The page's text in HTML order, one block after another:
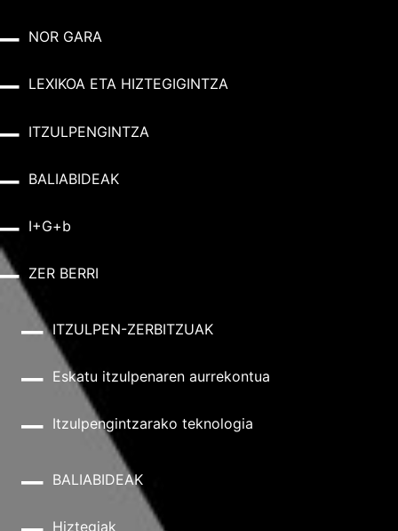
NOR GARA
LEXIKOA ETA HIZTEGIGINTZA
ITZULPENGINTZA
BALIABIDEAK
I+G+b
ZER BERRI
ITZULPEN-ZERBITZUAK
Eskatu itzulpenaren aurrekontua
Itzulpengintzarako teknologia
BALIABIDEAK
Hiztegiak